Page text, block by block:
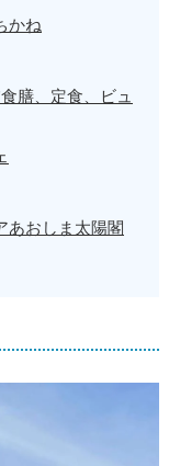
かね
膳、定食、ビュ
あおしま太陽閣